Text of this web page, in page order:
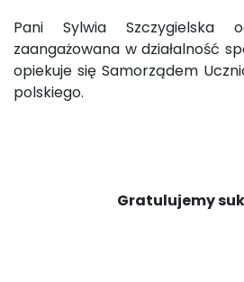
Pani Sylwia
zaangażowana w działalność
opiekuje się Samorządem
polskiego.
Gratulujemy